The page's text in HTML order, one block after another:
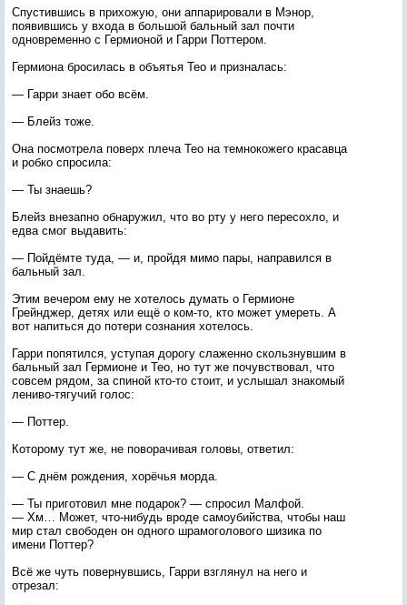
Спустившись в прихожую, они аппарировали в Мэнор,
появившись у входа в большой бальный зал почти
одновременно с Гермионой и Гарри Поттером.
Гермиона бросилась в объятья Тео и призналась:
— Гарри знает обо всём.
— Блейз тоже.
Она посмотрела поверх плеча Тео на темнокожего красавца
и робко спросила:
— Ты знаешь?
Блейз внезапно обнаружил, что во рту у него пересохло, и
едва смог выдавить:
— Пойдёмте туда, — и, пройдя мимо пары, направился в
бальный зал.
Этим вечером ему не хотелось думать о Гермионе
Грейнджер, детях или ещё о ком-то, кто может умереть. А
вот напиться до потери сознания хотелось.
Гарри попятился, уступая дорогу слаженно скользнувшим в
бальный зал Гермионе и Тео, но тут же почувствовал, что
совсем рядом, за спиной кто-то стоит, и услышал знакомый
лениво-тягучий голос:
— Поттер.
Которому тут же, не поворачивая головы, ответил:
— С днём рождения, хорёчья морда.
— Ты приготовил мне подарок? — спросил Малфой.
— Хм… Может, что-нибудь вроде самоубийства, чтобы наш
мир стал свободен он одного шрамоголового шизика по
имени Поттер?
Всё же чуть повернувшись, Гарри взглянул на него и
отрезал: